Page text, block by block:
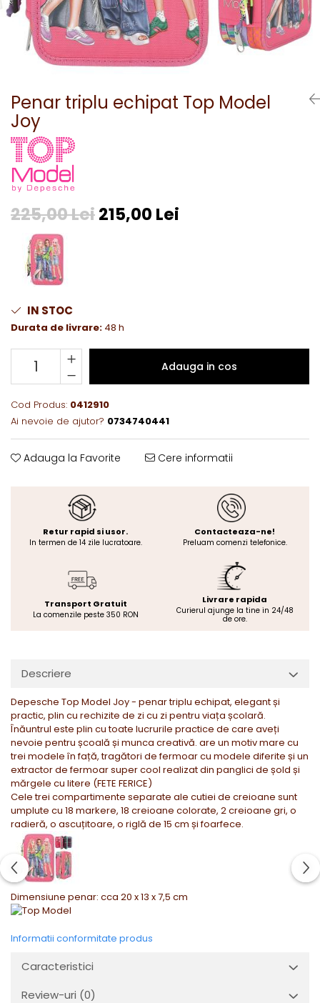
Penar triplu echipat Top Model
Joy
225,00 Lei215,00 Lei
IN STOC
Durata de livrare: 48 h
Adauga in cos
Cod Produs: 0412910
Ai nevoie de ajutor? 0734740441
Adauga la Favorite Cere informatii
Retur rapid si usor.
In termen de 14 zile lucratoare.
Contacteaza-ne!
Preluam comenzi telefonice.
Transport Gratuit
La comenzile peste 350 RON
Livrare rapida
Curierul ajunge la tine in 24/48
de ore.
Descriere
Depesche Top Model Joy - penar triplu echipat, elegant și
practic, plin cu rechizite de zi cu zi pentru viața școlară.
Înăuntrul este plin cu toate lucrurile practice de care aveți
nevoie pentru școală și munca creativă. are un motiv mare cu
trei modele în față, tragători de fermoar cu modele diferite și un
extractor de fermoar super cool realizat din panglici de șold și
mărgele cu litere (FETE FERICE)
Cele trei compartimente separate ale cutiei de creioane sunt
umplute cu 18 markere, 18 creioane colorate, 2 creioane gri, o
radieră, o ascuțitoare, o riglă de 15 cm și foarfece.
Dimensiune penar: cca 20 x 13 x 7,5 cm
Informatii conformitate produs
Caracteristici
Review-uri (0)